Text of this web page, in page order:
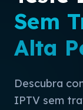
Sem
Alta
Descubra
IPTV sem